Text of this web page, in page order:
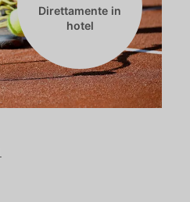
Direttamente in
hotel